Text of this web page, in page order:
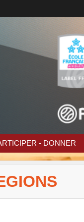
- DONNER